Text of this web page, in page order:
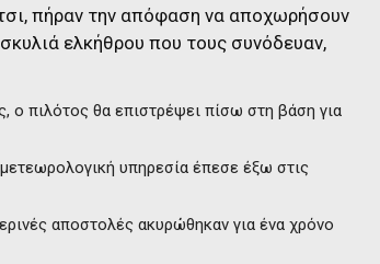
πήραν την απόφαση να αποχωρήσουν
ελκήθρου που τους συνόδευαν,
ο πιλότος θα επιστρέψει πίσω στη βάση για
υπηρεσία έπεσε έξω στις
αποστολές ακυρώθηκαν για ένα χρόνο